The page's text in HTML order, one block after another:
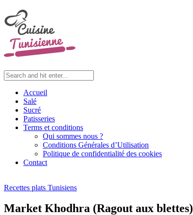
Accueil
Salé
Sucré
Patisseries
Terms et conditions
Qui sommes nous ?
Conditions Générales d’Utilisation
Politique de confidentialité des cookies
Contact
Recettes plats Tunisiens
Market Khodhra (Ragout aux blettes)